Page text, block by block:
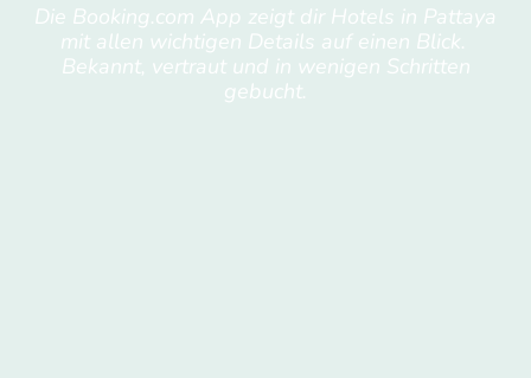
Die Booking.com App zeigt dir Hotels in Pattaya
mit allen wichtigen Details auf einen Blick.
Bekannt, vertraut und in wenigen Schritten
gebucht.